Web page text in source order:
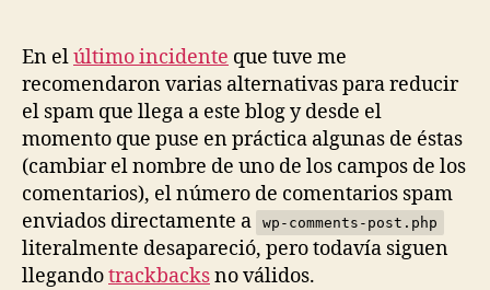
En elúltimo incidente que tuve me
recomendaron varias alternativas para reducir
el spam que llega a este blog y desde el
momento que puse en práctica algunas de éstas
(cambiar el nombre de uno de los campos de los
comentarios), el número de comentarios spam
enviados directamente a
wp-comments-post.php
literalmente desapareció, pero todavía siguen
llegandotrackbacksno válidos.